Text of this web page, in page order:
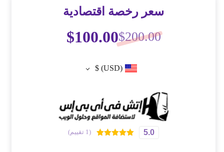
سعر رخصة اقتصادية
$200.00
$100.00
(USD)
$
5.0 (1 تقييم)